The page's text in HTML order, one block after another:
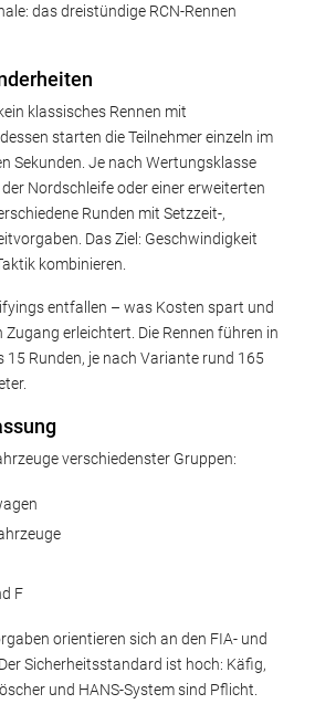
das dreistündige RCN-Rennen
klassisches Rennen mit
starten die Teilnehmer einzeln im
Sekunden. Je nach Wertungsklasse
Nordschleife oder einer erweiterten
Runden mit Setzzeit-,
Das Ziel: Geschwindigkeit
kombinieren.
entfallen – was Kosten spart und
Zugang erleichtert. Die Rennen führen in
15 Runden, je nach Variante rund 165
verschiedenster Gruppen:
F
orientieren sich an den FIA- und
Sicherheitsstandard ist hoch: Käfig,
und HANS-System sind Pflicht.